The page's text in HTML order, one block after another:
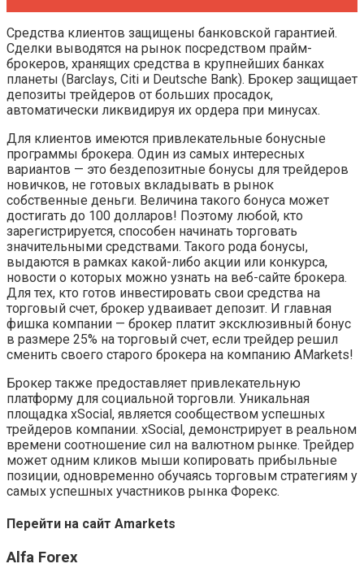
Средства клиентов защищены банковской гарантией.
Сделки выводятся на рынок посредством прайм-
брокеров, хранящих средства в крупнейших банках
планеты (Barclays, Citi и Deutsche Bank). Брокер защищает
депозиты трейдеров от больших просадок,
автоматически ликвидируя их ордера при минусах.
Для клиентов имеются привлекательные бонусные
программы брокера. Один из самых интересных
вариантов — это бездепозитные бонусы для трейдеров
новичков, не готовых вкладывать в рынок
собственные деньги. Величина такого бонуса может
достигать до 100 долларов! Поэтому любой, кто
зарегистрируется, способен начинать торговать
значительными средствами. Такого рода бонусы,
выдаются в рамках какой-либо акции или конкурса,
новости о которых можно узнать на веб-сайте брокера.
Для тех, кто готов инвестировать свои средства на
торговый счет, брокер удваивает депозит. И главная
фишка компании — брокер платит эксклюзивный бонус
в размере 25% на торговый счет, если трейдер решил
сменить своего старого брокера на компанию AMarkets!
Брокер также предоставляет привлекательную
платформу для социальной торговли. Уникальная
площадка xSocial, является сообществом успешных
трейдеров компании. xSocial, демонстрирует в реальном
времени соотношение сил на валютном рынке. Трейдер
может одним кликов мыши копировать прибыльные
позиции, одновременно обучаясь торговым стратегиям у
самых успешных участников рынка Форекс.
Перейти на сайт Amarkets
Alfa Forex